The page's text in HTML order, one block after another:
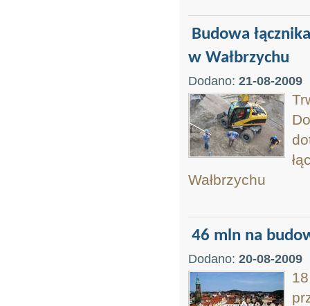
Budowa
w Wałbrzychu
Dodano: 21-08-2009
Wałbrzychu
46 mln na
Dodano: 20-08-2009